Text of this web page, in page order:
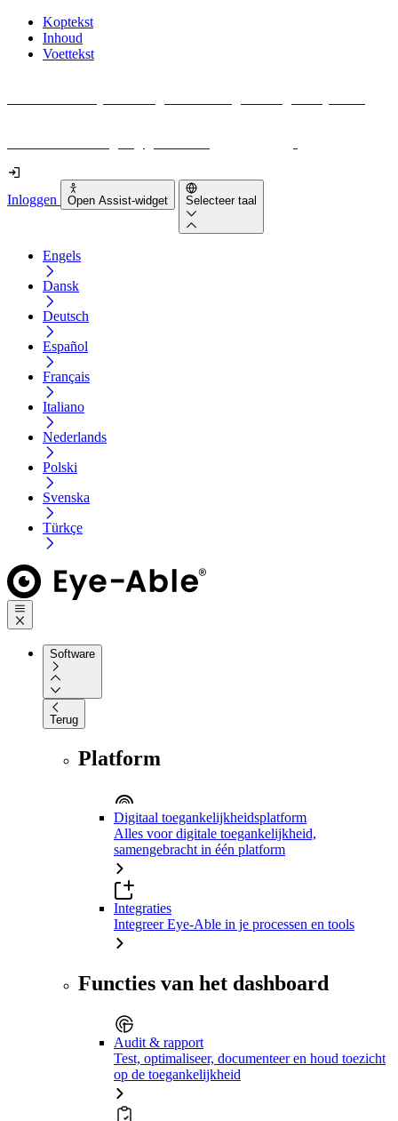
Koptekst
Inhoud
Voettekst
Inloggen Open Assist-widget Selecteer taal
Engels
Dansk
Deutsch
Español
Français
Italiano
Nederlands
Polski
Svenska
Türkçe
Software
Terug
Platform
Digitaal toegankelijkheidsplatform
Alles voor digitale toegankelijkheid,
samengebracht in één platform
Integraties
Integreer Eye-Able in je processen en tools
Functies van het dashboard
Audit & rapport
Test, optimaliseer, documenteer en houd toezicht
op de toegankelijkheid